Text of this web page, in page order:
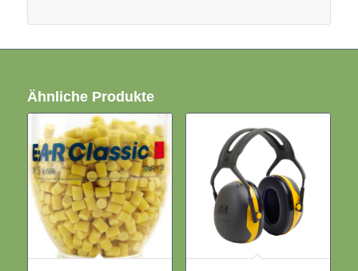
Ähnliche Produkte